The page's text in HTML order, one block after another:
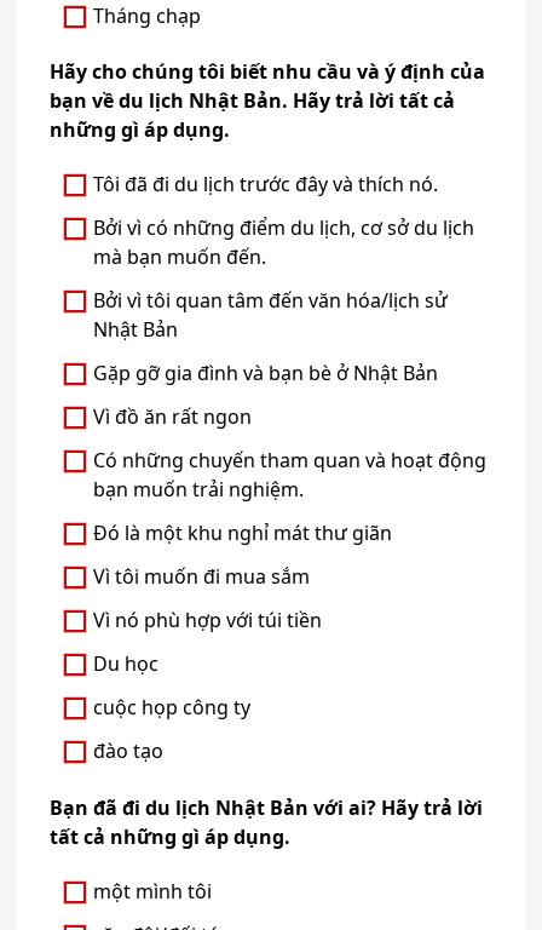
Tháng chạp
Hãy cho chúng tôi biết nhu cầu và ý định của
bạn về du lịch Nhật Bản. Hãy trả lời tất cả
những gì áp dụng.
Tôi đã đi du lịch trước đây và thích nó.
Bởi vì có những điểm du lịch, cơ sở du lịch
mà bạn muốn đến.
Bởi vì tôi quan tâm đến văn hóa/lịch sử
Nhật Bản
Gặp gỡ gia đình và bạn bè ở Nhật Bản
Vì đồ ăn rất ngon
Có những chuyến tham quan và hoạt động
bạn muốn trải nghiệm.
Đó là một khu nghỉ mát thư giãn
Vì tôi muốn đi mua sắm
Vì nó phù hợp với túi tiền
Du học
cuộc họp công ty
đào tạo
Bạn đã đi du lịch Nhật Bản với ai? Hãy trả lời
tất cả những gì áp dụng.
một mình tôi